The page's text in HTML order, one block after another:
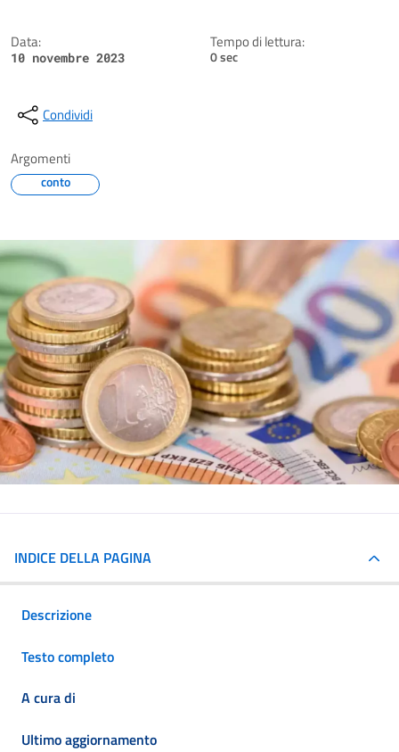
Data:
10 novembre 2023
Tempo di lettura:
0 sec
Condividi
Argomenti
conto
INDICE DELLA PAGINA
Descrizione
Testo completo
A cura di
Ultimo aggiornamento